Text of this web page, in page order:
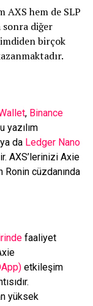
hem de SLP
diğer
birçok
, Binance
yazılım
da Ledger Nano
AXS’lerinizi Axie
cüzdanında
faaliyet
etkileşim
yüksek